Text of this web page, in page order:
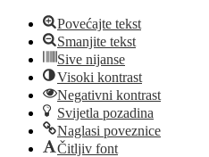
Povećajte tekst
Smanjite tekst
Sive nijanse
Visoki kontrast
Negativni kontrast
Svijetla pozadina
Naglasi poveznice
Čitljiv font